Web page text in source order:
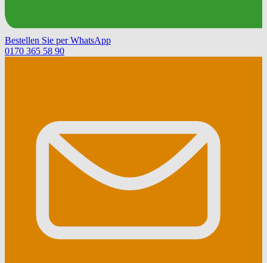
Bestellen Sie per WhatsApp
0170 365 58 90